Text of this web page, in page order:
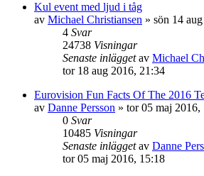
Kul event med ljud i tåg
av Michael Christiansen » sön 14
4 Svar
24738 Visningar
Senaste inläggetav Michael
tor 18 aug 2016, 21:34
Eurovision Fun Facts Of The 2016
av Danne Persson » tor 05 maj 2016,
0 Svar
10485 Visningar
Senaste inläggetav Danne
tor 05 maj 2016, 15:18